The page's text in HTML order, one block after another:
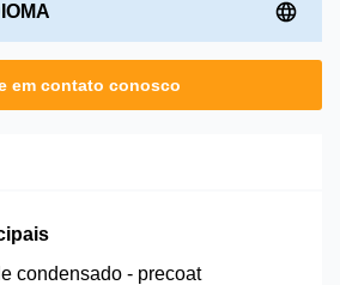
em contato conosco
condensado - precoat